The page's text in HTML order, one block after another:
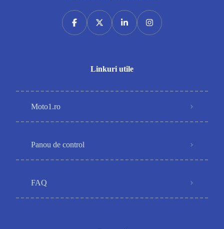
Linkuri utile
Moto1.ro
Panou de control
FAQ